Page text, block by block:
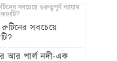
সবচেয়ে
আর পার্ল নদী-এক